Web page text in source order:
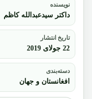
نویسنده
داکتر سیدعبدالله کاظم
تاریخ انتشار
22 جولای 2019
دسته‌بندی
افغانستان و جهان